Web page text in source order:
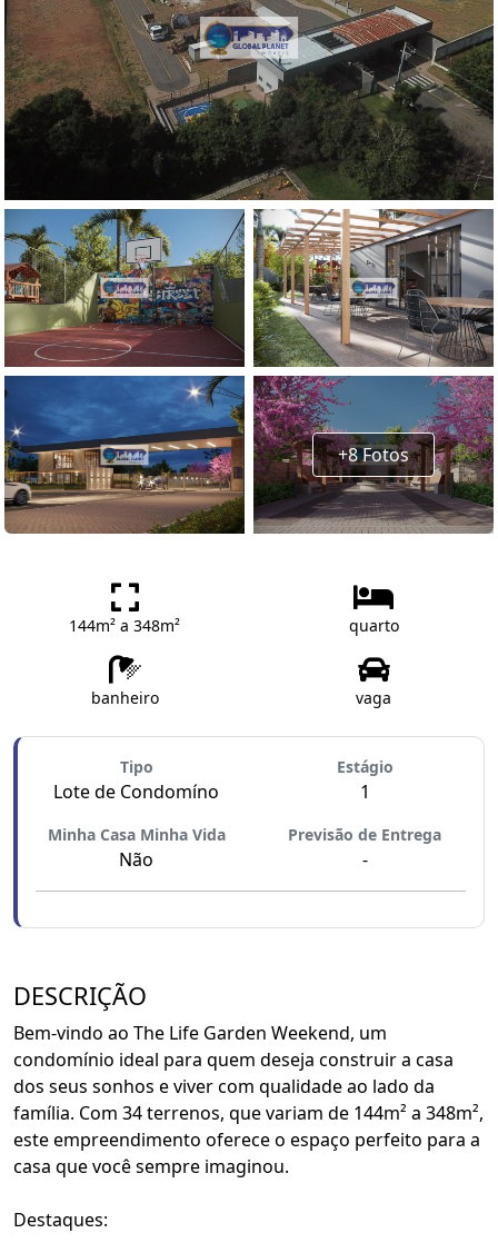
+8 Fotos
144m² a 348m² quarto
banheiro vaga
Tipo
Lote de Condomíno
Estágio
1
Minha Casa Minha Vida
Não
Previsão de Entrega
-
DESCRIÇÃO
Bem-vindo ao The Life Garden Weekend, um
condomínio ideal para quem deseja construir a casa
dos seus sonhos e viver com qualidade ao lado da
família. Com 34 terrenos, que variam de 144m² a 348m²,
este empreendimento oferece o espaço perfeito para a
casa que você sempre imaginou.
Destaques: